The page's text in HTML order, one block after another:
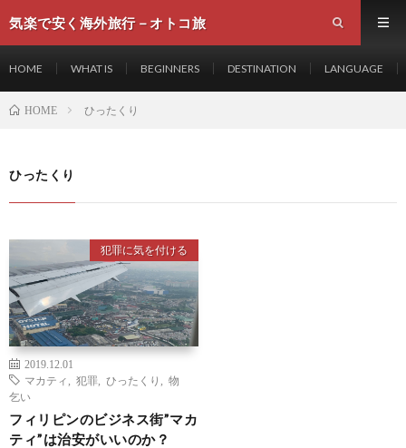
気楽で安く海外旅行－オトコ旅
HOME WHAT IS BEGINNERS DESTINATION LANGUAGE
HOME ひったくり
ひったくり
犯罪に気を付ける
2019.12.01
マカティ
犯罪 ひったくり
物
乞い
フィリピンのビジネス街”マカ
ティ”は治安がいいのか？